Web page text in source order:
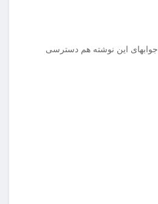
جوابهای این نوشته هم دسترسی